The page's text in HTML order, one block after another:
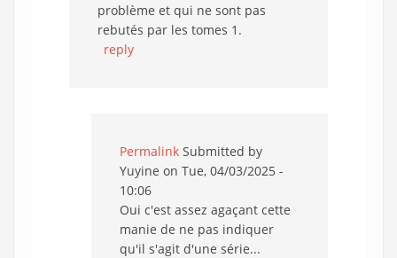
problème et qui ne sont pas
rebutés par les tomes 1.
reply
Permalink Submitted by
Yuyine on Tue, 04/03/2025 -
10:06
Oui c'est assez agaçant cette
manie de ne pas indiquer
qu'il s'agit d'une série...